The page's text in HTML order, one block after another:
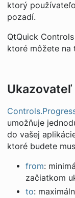
ktorý
pozadí.
QtQuick
ktoré môžete na
umožňuje
do vašej
ktoré budete
from:
začiatkom
to: